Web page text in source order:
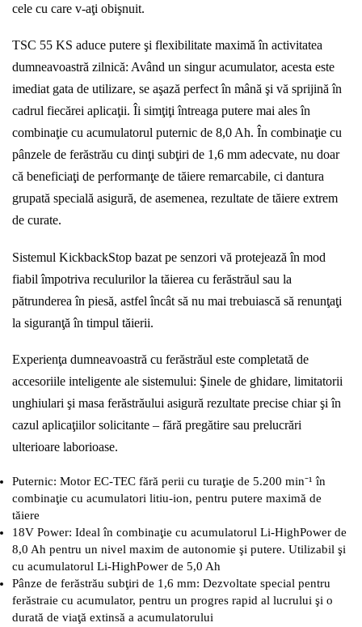
cele cu care v-aţi obişnuit.
TSC 55 KS aduce putere şi flexibilitate maximă în activitatea
dumneavoastră zilnică: Având un singur acumulator, acesta este
imediat gata de utilizare, se aşază perfect în mână şi vă sprijină în
cadrul fiecărei aplicaţii. Îi simţiţi întreaga putere mai ales în
combinaţie cu acumulatorul puternic de 8,0 Ah. În combinaţie cu
pânzele de ferăstrău cu dinţi subţiri de 1,6 mm adecvate, nu doar
că beneficiaţi de performanţe de tăiere remarcabile, ci dantura
grupată specială asigură, de asemenea, rezultate de tăiere extrem
de curate.
Sistemul KickbackStop bazat pe senzori vă protejează în mod
fiabil împotriva reculurilor la tăierea cu ferăstrăul sau la
pătrunderea în piesă, astfel încât să nu mai trebuiască să renunţaţi
la siguranţă în timpul tăierii.
Experienţa dumneavoastră cu ferăstrăul este completată de
accesoriile inteligente ale sistemului: Şinele de ghidare, limitatorii
unghiulari şi masa ferăstrăului asigură rezultate precise chiar şi în
cazul aplicaţiilor solicitante – fără pregătire sau prelucrări
ulterioare laborioase.
Puternic: Motor EC-TEC fără perii cu turaţie de 5.200 min⁻¹ în
combinaţie cu acumulatori litiu-ion, pentru putere maximă de
tăiere
18V Power: Ideal în combinaţie cu acumulatorul Li-HighPower de
8,0 Ah pentru un nivel maxim de autonomie şi putere. Utilizabil şi
cu acumulatorul Li-HighPower de 5,0 Ah
Pânze de ferăstrău subţiri de 1,6 mm: Dezvoltate special pentru
ferăstraie cu acumulator, pentru un progres rapid al lucrului şi o
durată de viaţă extinsă a acumulatorului